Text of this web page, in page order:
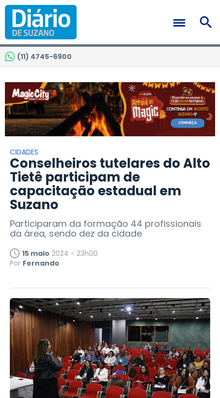
(11) 4745-6900
CIDADES
Conselheiros tutelares do Alto
Tietê participam de
capacitação estadual em
Suzano
Participaram da formação 44 profissionais
da área, sendo dez da cidade
15 maio 2024 - 23h00
Por Fernando